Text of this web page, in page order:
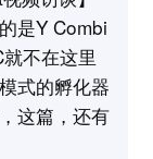
是Y Combi
不在这里
式的孵化器
这篇，还有